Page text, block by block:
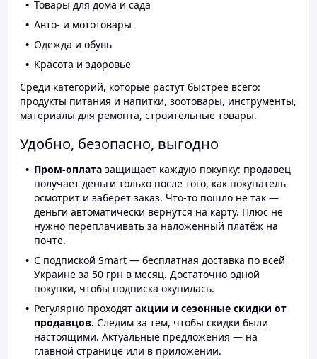
Товары для дома и сада
Авто- и мототовары
Одежда и обувь
Красота и здоровье
Среди категорий, которые растут быстрее всего:
продукты питания и напитки, зоотовары, инструменты,
материалы для ремонта, строительные товары.
Удобно, безопасно, выгодно
Пром-оплата защищает каждую покупку: продавец
получает деньги только после того, как покупатель
осмотрит и заберёт заказ. Что-то пошло не так —
деньги автоматически вернутся на карту. Плюс не
нужно переплачивать за наложенный платёж на
почте.
С подпиской Smart — бесплатная доставка по всей
Украине за 50 грн в месяц. Достаточно одной
покупки, чтобы подписка окупилась.
Регулярно проходят акции и сезонные скидки от
продавцов. Следим за тем, чтобы скидки были
настоящими. Актуальные предложения — на
главной странице или в приложении.